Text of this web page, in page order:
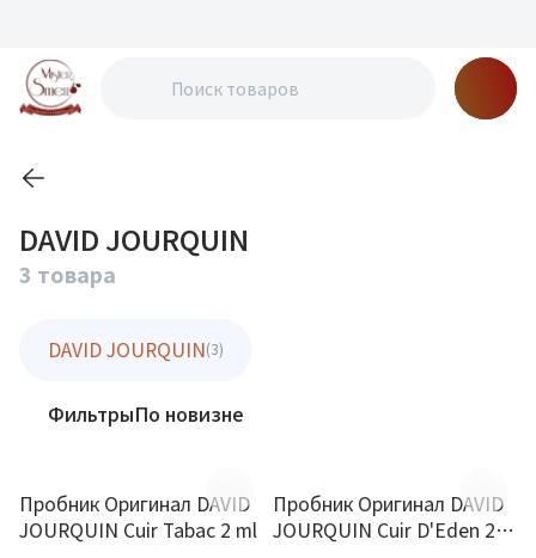
DAVID JOURQUIN
3 товара
DAVID JOURQUIN(3)
ФильтрыПо новизне
Пробник Оригинал DAVID
JOURQUIN Cuir Tabac 2 ml
Пробник Оригинал DAVID
JOURQUIN Cuir D'Eden 2